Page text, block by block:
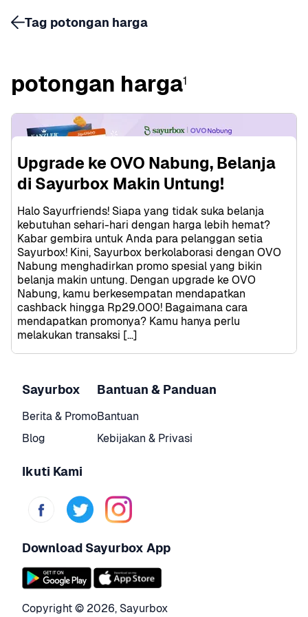
potongan harga1
Upgrade ke OVO Nabung, Belanja
di Sayurbox Makin Untung!
Halo Sayurfriends! Siapa yang tidak suka belanja
kebutuhan sehari-hari dengan harga lebih hemat?
Kabar gembira untuk Anda para pelanggan setia
Sayurbox! Kini, Sayurbox berkolaborasi dengan OVO
Nabung menghadirkan promo spesial yang bikin
belanja makin untung. Dengan upgrade ke OVO
Nabung, kamu berkesempatan mendapatkan
cashback hingga Rp29.000! Bagaimana cara
mendapatkan promonya? Kamu hanya perlu
melakukan transaksi […]
Sayurbox
Berita & Promo
Blog
Bantuan & Panduan
Bantuan
Kebijakan & Privasi
Ikuti Kami
Download Sayurbox App
Copyright © 2026, Sayurbox
Tag potongan harga